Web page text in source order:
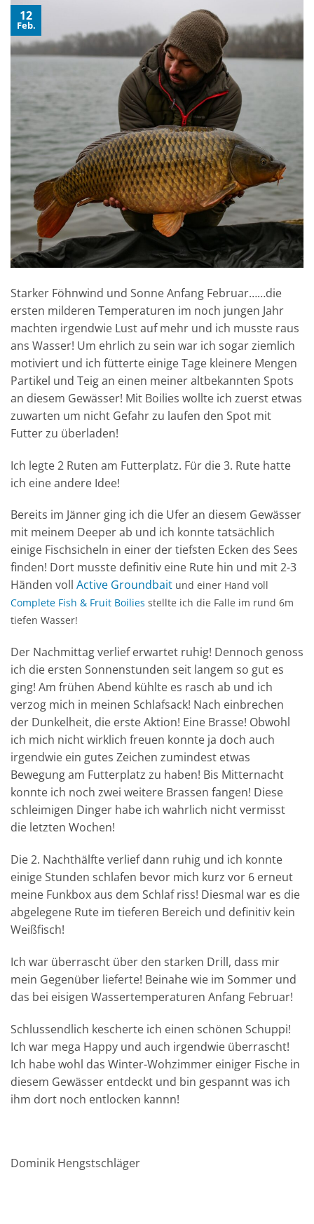
12
Feb.
Starker Föhnwind und Sonne Anfang Februar……die
ersten milderen Temperaturen im noch jungen Jahr
machten irgendwie Lust auf mehr und ich musste raus
ans Wasser! Um ehrlich zu sein war ich sogar ziemlich
motiviert und ich fütterte einige Tage kleinere Mengen
Partikel und Teig an einen meiner altbekannten Spots
an diesem Gewässer! Mit Boilies wollte ich zuerst etwas
zuwarten um nicht Gefahr zu laufen den Spot mit
Futter zu überladen!
Ich legte 2 Ruten am Futterplatz. Für die 3. Rute hatte
ich eine andere Idee!
Bereits im Jänner ging ich die Ufer an diesem Gewässer
mit meinem Deeper ab und ich konnte tatsächlich
einige Fischsicheln in einer der tiefsten Ecken des Sees
finden! Dort musste definitiv eine Rute hin und mit 2-3
Händen voll Active Groundbait und einer Hand voll
Complete Fish & Fruit Boilies stellte ich die Falle im rund 6m
tiefen Wasser!
Der Nachmittag verlief erwartet ruhig! Dennoch genoss
ich die ersten Sonnenstunden seit langem so gut es
ging! Am frühen Abend kühlte es rasch ab und ich
verzog mich in meinen Schlafsack! Nach einbrechen
der Dunkelheit, die erste Aktion! Eine Brasse! Obwohl
ich mich nicht wirklich freuen konnte ja doch auch
irgendwie ein gutes Zeichen zumindest etwas
Bewegung am Futterplatz zu haben! Bis Mitternacht
konnte ich noch zwei weitere Brassen fangen! Diese
schleimigen Dinger habe ich wahrlich nicht vermisst
die letzten Wochen!
Die 2. Nachthälfte verlief dann ruhig und ich konnte
einige Stunden schlafen bevor mich kurz vor 6 erneut
meine Funkbox aus dem Schlaf riss! Diesmal war es die
abgelegene Rute im tieferen Bereich und definitiv kein
Weißfisch!
Ich war überrascht über den starken Drill, dass mir
mein Gegenüber lieferte! Beinahe wie im Sommer und
das bei eisigen Wassertemperaturen Anfang Februar!
Schlussendlich kescherte ich einen schönen Schuppi!
Ich war mega Happy und auch irgendwie überrascht!
Ich habe wohl das Winter-Wohzimmer einiger Fische in
diesem Gewässer entdeckt und bin gespannt was ich
ihm dort noch entlocken kannn!
Dominik Hengstschläger